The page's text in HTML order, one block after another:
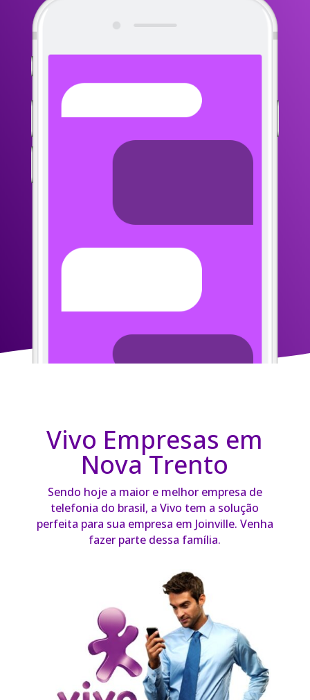
Vivo Empresas em
Nova Trento
Sendo hoje a maior e melhor empresa de
telefonia do brasil, a Vivo tem a solução
perfeita para sua empresa em Joinville. Venha
fazer parte dessa família.